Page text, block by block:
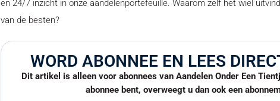
en 24/7 inzicht in onze aandelenportefeuille. Waarom zelf het wiel
van de besten?
WORD ABONNEE EN LEES
Dit artikel is alleen voor abonnees van Aandelen Onder Een
abonnee bent, overweegt u dan ook een